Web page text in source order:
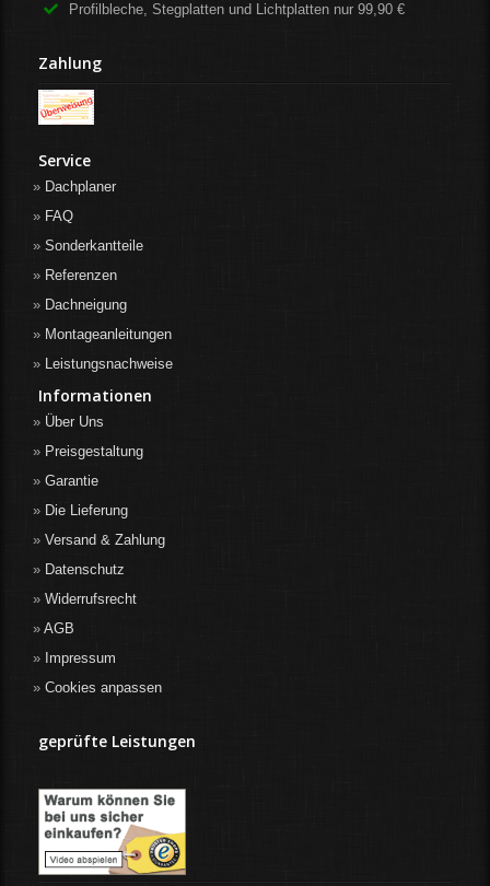
Profilbleche, Stegplatten und Lichtplatten nur 99,90 €
Zahlung
Service
Dachplaner
FAQ
Sonderkantteile
Referenzen
Dachneigung
Montageanleitungen
Leistungsnachweise
Informationen
Über Uns
Preisgestaltung
Garantie
Die Lieferung
Versand & Zahlung
Datenschutz
Widerrufsrecht
AGB
Impressum
Cookies anpassen
geprüfte Leistungen